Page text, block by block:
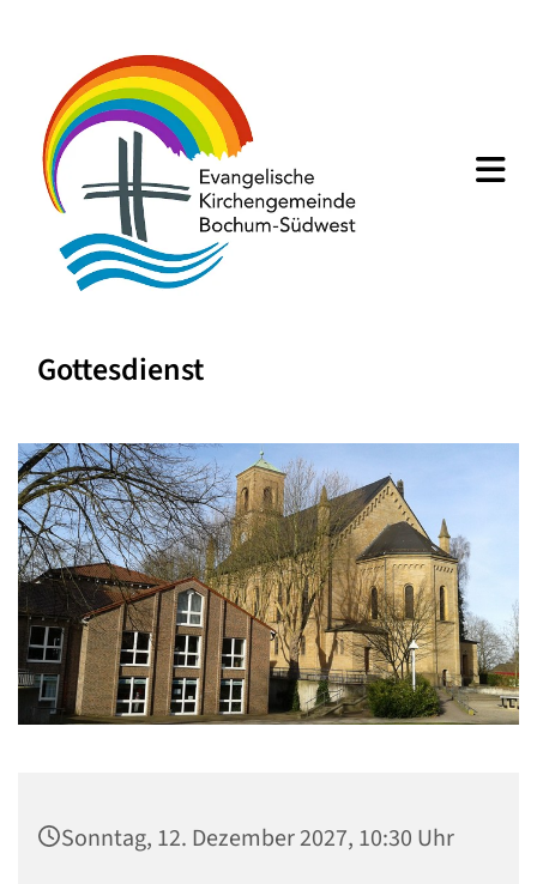
Gottesdienst
Sonntag, 12. Dezember 2027, 10:30 Uhr